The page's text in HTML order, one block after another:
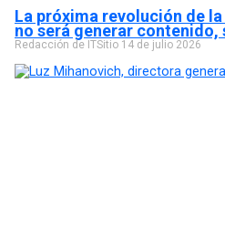
La próxima revolución de
no será generar
Redacción de ITSitio 14 de julio 2026